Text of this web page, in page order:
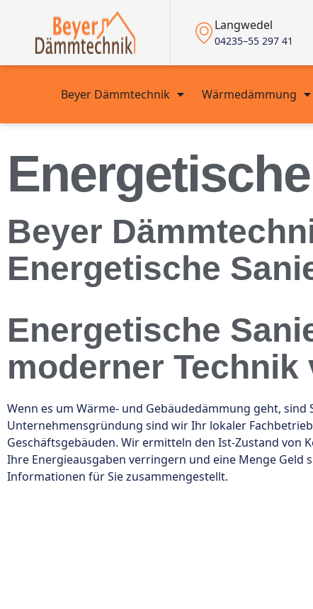
Langwedel
04235–55 297 41
Beyer Dämmtechnik Wärmedämmung
Beyer
Energetische
Energetische
moderner Technik
Wenn es um Wärme- und Gebäudedämmung geht,
Unternehmensgründung sind wir Ihr lokaler
Geschäftsgebäuden. Wir ermitteln den Ist-Zustand von
Ihre Energieausgaben verringern und eine Menge Geld
Informationen für Sie zusammengestellt.